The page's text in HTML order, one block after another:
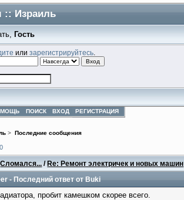
:: Израиль
Гость
илизарегистрируйтесь
ПОИСК ВХОД РЕГИСТРАЦИЯ
> Последние сообщения
Сломался... /Re: Ремонт электричек и новых машин
- Последний ответ от Buki
пробит камешком скорее всего.